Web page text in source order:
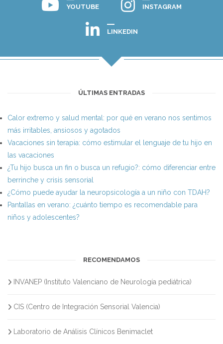
YOUTUBE INSTAGRAM
LINKEDIN
ÚLTIMAS ENTRADAS
Calor extremo y salud mental: por qué en verano nos sentimos
más irritables, ansiosos y agotados
Vacaciones sin terapia: cómo estimular el lenguaje de tu hijo en
las vacaciones
¿Tu hijo busca un fin o busca un refugio?: cómo diferenciar entre
berrinche y crisis sensorial
¿Cómo puede ayudar la neuropsicología a un niño con TDAH?
Pantallas en verano: ¿cuánto tiempo es recomendable para
niños y adolescentes?
RECOMENDAMOS
INVANEP (Instituto Valenciano de Neurología pediátrica)
CIS (Centro de Integración Sensorial Valencia)
Laboratorio de Análisis Clínicos Benimaclet